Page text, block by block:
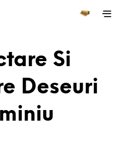
Si
Deseuri